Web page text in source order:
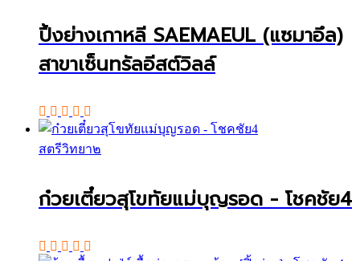
ปิ้งย่างเกาหลี SAEMAEUL (แซมาอึล)
สาขาเซ็นทรัลอีสต์วิลล์
สตรีวิทยา๒
ก๋วยเตี๋ยวสุโขทัยแม่บุญรอด - โชคชัย4